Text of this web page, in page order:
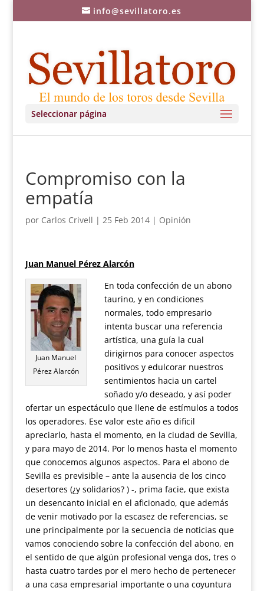
info@sevillatoro.es
Seleccionar página
Compromiso con la
empatía
por Carlos Crivell | 25 Feb 2014| Opinión
Juan Manuel Pérez Alarcón
Juan Manuel
Pérez Alarcón
En toda confección de un abono
taurino, y en condiciones
normales, todo empresario
intenta buscar una referencia
artística, una guía la cual
dirigirnos para conocer aspectos
positivos y edulcorar nuestros
sentimientos hacia un cartel
soñado y/o deseado, y así poder
ofertar un espectáculo que llene de estímulos a todos
los operadores. Ese valor este año es dificil
apreciarlo, hasta el momento, en la ciudad de Sevilla,
y para mayo de 2014. Por lo menos hasta el momento
que conocemos algunos aspectos. Para el abono de
Sevilla es previsible – ante la ausencia de los cinco
desertores (¿y solidarios? ) -, prima facie, que exista
un desencanto inicial en el aficionado, que además
de venir motivado por la escasez de referencias, se
une principalmente por la secuencia de noticias que
vamos conociendo sobre la confección del abono, en
el sentido de que algún profesional venga dos, tres o
hasta cuatro tardes por el mero hecho de pertenecer
a una casa empresarial importante o una coyuntura